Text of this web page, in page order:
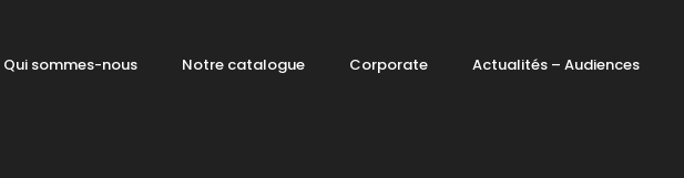
Qui sommes-nous Notre catalogue Corporate Actualités – Audiences